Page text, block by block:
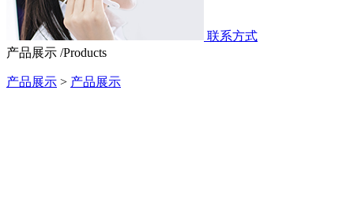
联系方式
产品展示 /Products
产品展示 > 产品展示